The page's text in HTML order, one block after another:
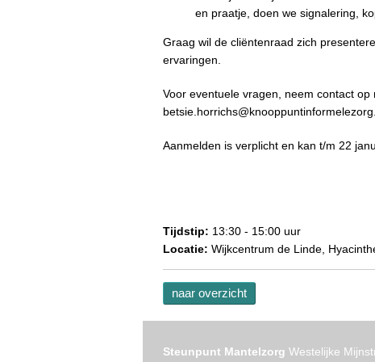
en praatje, doen we signalering,
Graag wil de cliëntenraad zich
ervaringen.
Voor eventuele vragen, neem contact
Aanmelden is verplicht en kan t/m 22
Tijdstip: 13:30 - 15:00 uur
Locatie: Wijkcentrum de Linde,
naar overzicht
Steunpunt Mantelzorg Westelijke